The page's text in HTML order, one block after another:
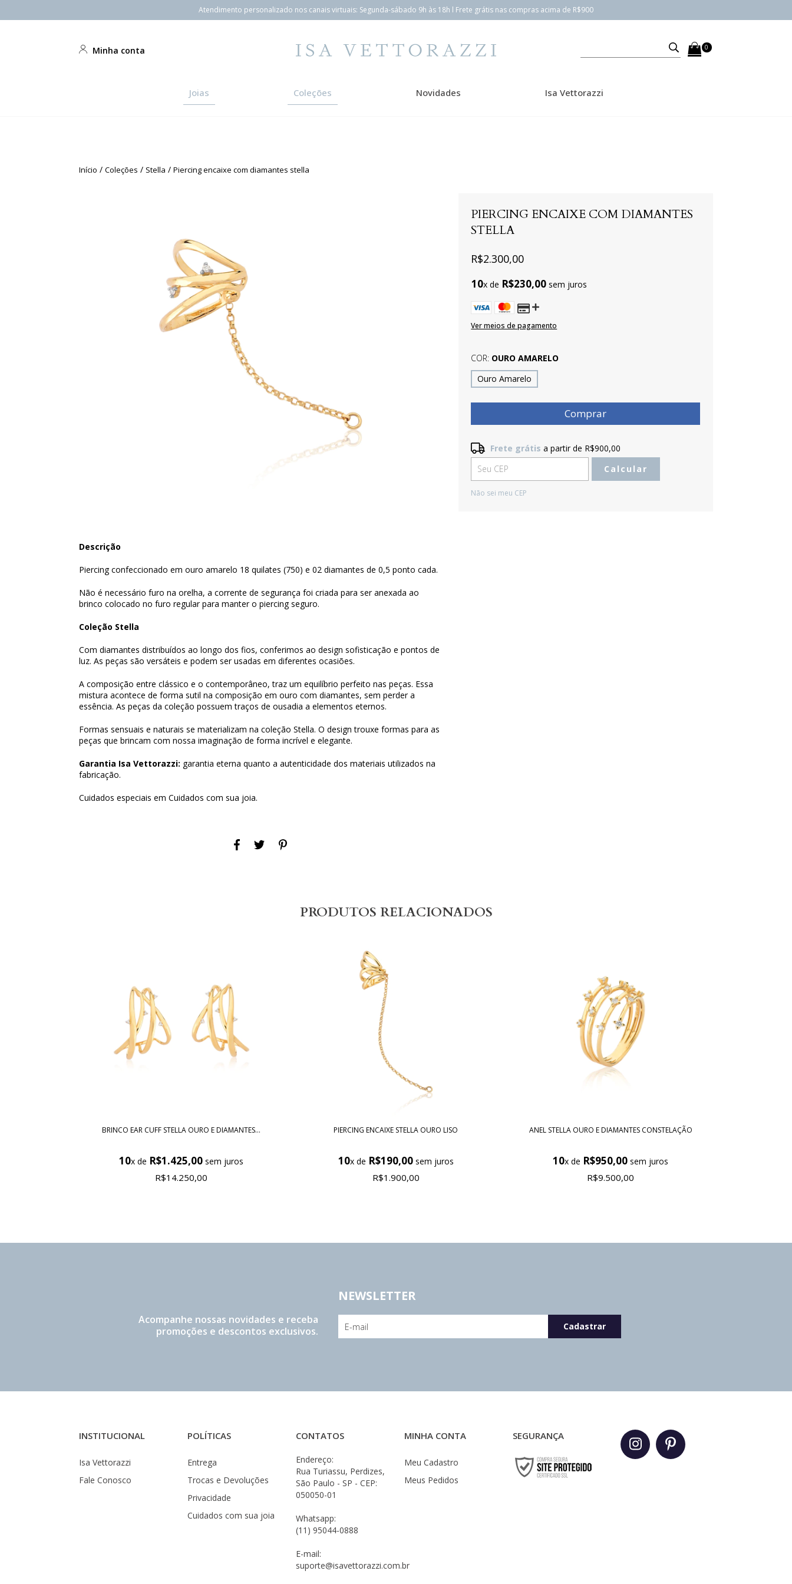
Atendimento personalizado nos canais virtuais: Segunda-sábado 9h às 18h l Frete grátis nas compras acima de R$900
Minha conta 0
Joias Coleções Novidades Isa Vettorazzi
Início / Coleções / Stella / Piercing encaixe com diamantes stella
Descrição
Piercing confeccionado em ouro amarelo 18 quilates (750) e 02 diamantes de 0,5 ponto cada.
Não é necessário furo na orelha, a corrente de segurança foi criada para ser anexada ao
brinco colocado no furo regular para manter o piercing seguro.
Coleção Stella
Com diamantes distribuídos ao longo dos fios, conferimos ao design sofisticação e pontos de
luz. As peças são versáteis e podem ser usadas em diferentes ocasiões.
A composição entre clássico e o contemporâneo, traz um equilíbrio perfeito nas peças. Essa
mistura acontece de forma sutil na composição em ouro com diamantes, sem perder a
essência. As peças da coleção possuem traços de ousadia a elementos eternos.
Formas sensuais e naturais se materializam na coleção Stella. O design trouxe formas para as
peças que brincam com nossa imaginação de forma incrível e elegante.
Garantia Isa Vettorazzi: garantia eterna quanto a autenticidade dos materiais utilizados na
fabricação.
Cuidados especiais emCuidados com sua joia.
PIERCING ENCAIXE COM DIAMANTES
STELLA
R$2.300,00
10x de R$230,00 sem juros
Ver meios de pagamento
COR: OURO AMARELO
Ouro Amarelo
Frete grátis R$900,00
Entregas para o CEP:
Frete grátis a partir de R$900,00
Calcular
Não sei meu CEP
PRODUTOS RELACIONADOS
BRINCO EAR CUFF STELLA OURO E DIAMANTES...
10x de R$1.425,00 sem juros
R$14.250,00
PIERCING ENCAIXE STELLA OURO LISO
10x de R$190,00sem juros
R$1.900,00
ANEL STELLA OURO E DIAMANTES CONSTELAÇÃO
10x de R$950,00 sem juros
R$9.500,00
Acompanhe nossas novidades e receba
promoções e descontos exclusivos.
NEWSLETTER
INSTITUCIONAL
Isa Vettorazzi
Fale Conosco
POLÍTICAS
Entrega
Trocas e Devoluções
Privacidade
Cuidados com sua joia
CONTATOS
Endereço:
Rua Turiassu, Perdizes,
São Paulo - SP - CEP:
050050-01
Whatsapp:
(11) 95044-0888
E-mail:
suporte@isavettorazzi.com.br
MINHA CONTA
Meu Cadastro
Meus Pedidos
SEGURANÇA